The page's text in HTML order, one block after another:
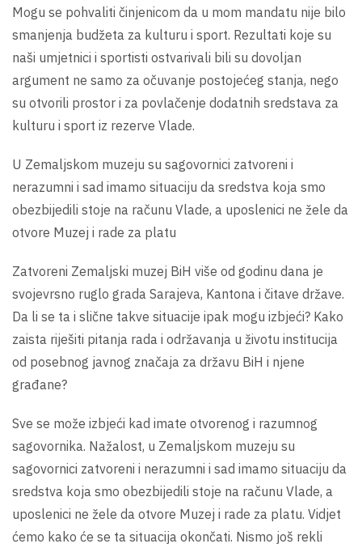
Mogu se pohvaliti činjenicom da u mom mandatu nije bilo
smanjenja budžeta za kulturu i sport. Rezultati koje su
naši umjetnici i sportisti ostvarivali bili su dovoljan
argument ne samo za očuvanje postojećeg stanja, nego
su otvorili prostor i za povlačenje dodatnih sredstava za
kulturu i sport iz rezerve Vlade.
U Zemaljskom muzeju su sagovornici zatvoreni i
nerazumni i sad imamo situaciju da sredstva koja smo
obezbijedili stoje na računu Vlade, a uposlenici ne žele da
otvore Muzej i rade za platu
Zatvoreni Zemaljski muzej BiH više od godinu dana je
svojevrsno ruglo grada Sarajeva, Kantona i čitave države.
Da li se ta i slične takve situacije ipak mogu izbjeći? Kako
zaista riješiti pitanja rada i održavanja u životu institucija
od posebnog javnog značaja za državu BiH i njene
građane?
Sve se može izbjeći kad imate otvorenog i razumnog
sagovornika. Nažalost, u Zemaljskom muzeju su
sagovornici zatvoreni i nerazumni i sad imamo situaciju da
sredstva koja smo obezbijedili stoje na računu Vlade, a
uposlenici ne žele da otvore Muzej i rade za platu. Vidjet
ćemo kako će se ta situacija okončati. Nismo još rekli